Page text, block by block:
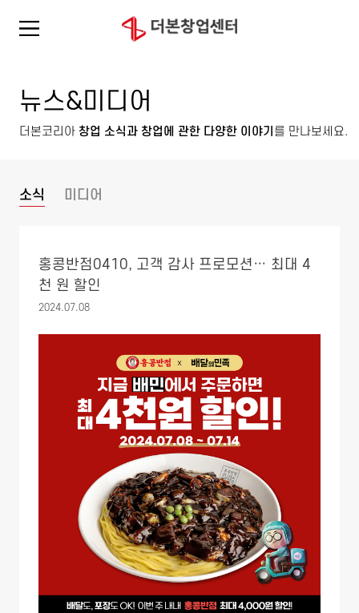
뉴스&미디어
더본코리아 창업 소식과 창업에 관한 다양한 이야기를 만나보세요.
소식 미디어
홍콩반점0410, 고객 감사 프로모션… 최대 4
천 원 할인
2024.07.08